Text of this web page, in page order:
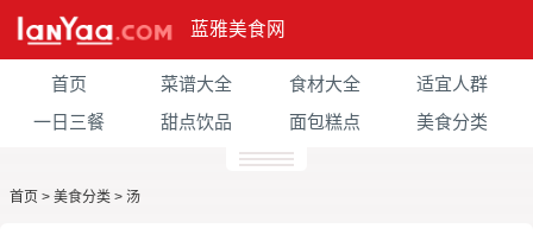
蓝雅美食网
首页 菜谱大全 食材大全
适宜人群
一日三餐
甜点饮品 面包糕点 美食分类
首页 > 美食分类 > 汤